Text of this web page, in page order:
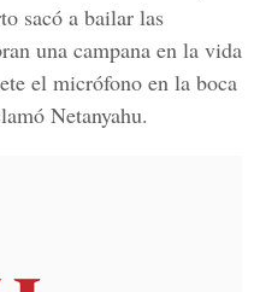
sacó a bailar las
una campana en la vida
el micrófono en la boca
Netanyahu.